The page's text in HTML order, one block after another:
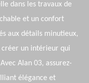
dans les travaux de
et un confort
aux détails minutieux,
créer un intérieur qui
Alan 03, assurez-
élégance et